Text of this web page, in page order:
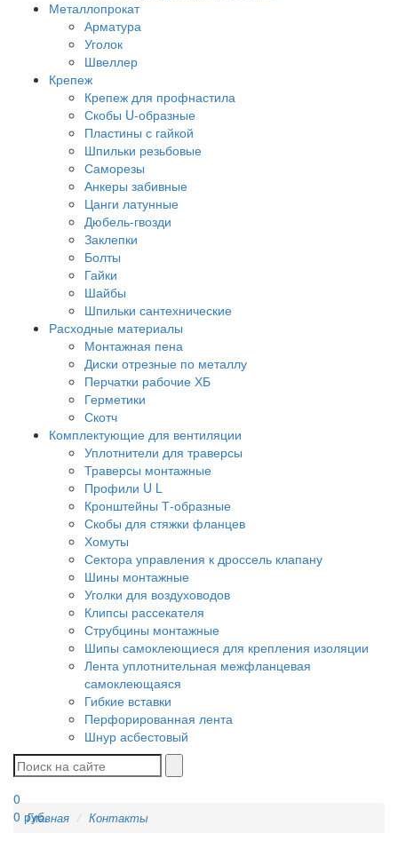
Металлопрокат
Арматура
Уголок
Швеллер
Крепеж
Крепеж для профнастила
Скобы U-образные
Пластины с гайкой
Шпильки резьбовые
Саморезы
Анкеры забивные
Цанги латунные
Дюбель-гвозди
Заклепки
Болты
Гайки
Шайбы
Шпильки сантехнические
Расходные материалы
Монтажная пена
Диски отрезные по металлу
Перчатки рабочие ХБ
Герметики
Скотч
Комплектующие для вентиляции
Уплотнители для траверсы
Траверсы монтажные
Профили U L
Кронштейны Т-образные
Скобы для стяжки фланцев
Хомуты
Сектора управления к дроссель клапану
Шины монтажные
Уголки для воздуховодов
Клипсы рассекателя
Струбцины монтажные
Шипы самоклеющиеся для крепления изоляции
Лента уплотнительная межфланцевая
самоклеющаяся
Гибкие вставки
Перфорированная лента
Шнур асбестовый
0
0 руб.
Главная Контакты